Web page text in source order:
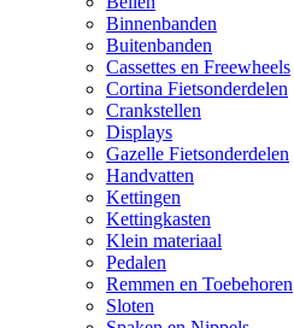
Binnenbanden
Buitenbanden
Cassettes en Freewheels
Cortina Fietsonderdelen
Crankstellen
Displays
Gazelle Fietsonderdelen
Handvatten
Kettingen
Kettingkasten
Klein materiaal
Pedalen
Remmen en Toebehoren
Sloten